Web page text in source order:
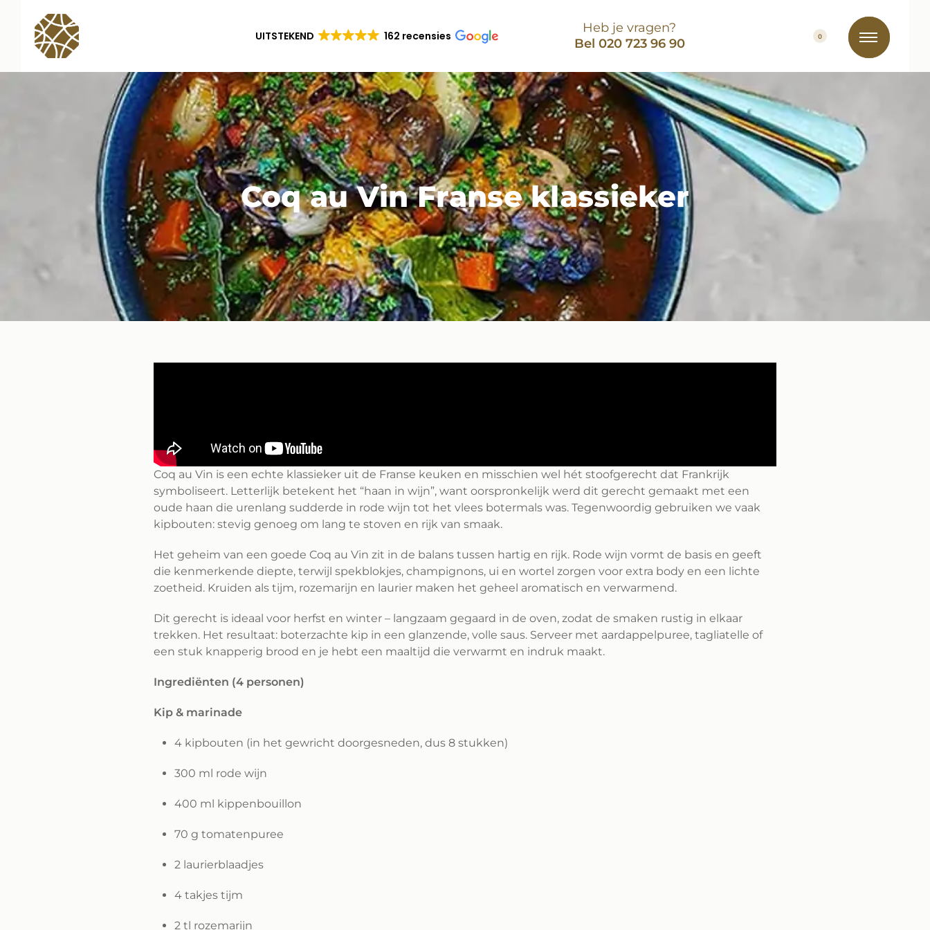
UITSTEKEND 162 recensies
Heb je vragen?
Bel 020 723 96 90
0
Coq au Vin Franse klassieker
Coq au Vin is een echte klassieker uit de Franse keuken en misschien wel hét stoofgerecht dat Frankrijk
symboliseert. Letterlijk betekent het “haan in wijn”, want oorspronkelijk werd dit gerecht gemaakt met een
oude haan die urenlang sudderde in rode wijn tot het vlees botermals was. Tegenwoordig gebruiken we vaak
kipbouten: stevig genoeg om lang te stoven en rijk van smaak.
Het geheim van een goede Coq au Vin zit in de balans tussen hartig en rijk. Rode wijn vormt de basis en geeft
die kenmerkende diepte, terwijl spekblokjes, champignons, ui en wortel zorgen voor extra body en een lichte
zoetheid. Kruiden als tijm, rozemarijn en laurier maken het geheel aromatisch en verwarmend.
Dit gerecht is ideaal voor herfst en winter – langzaam gegaard in de oven, zodat de smaken rustig in elkaar
trekken. Het resultaat: boterzachte kip in een glanzende, volle saus. Serveer met aardappelpuree, tagliatelle of
een stuk knapperig brood en je hebt een maaltijd die verwarmt en indruk maakt.
Ingrediënten (4 personen)
Kip & marinade
4 kipbouten (in het gewricht doorgesneden, dus 8 stukken)
300 ml rode wijn
400 ml kippenbouillon
70 g tomatenpuree
2 laurierblaadjes
4 takjes tijm
2 tl rozemarijn